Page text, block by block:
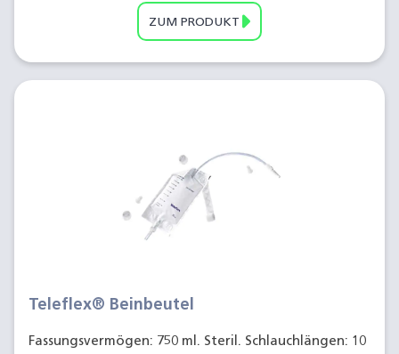
ZUM PRODUKT
Teleflex® Beinbeutel
Fassungsvermögen: 750 ml. Steril. Schlauchlängen: 10